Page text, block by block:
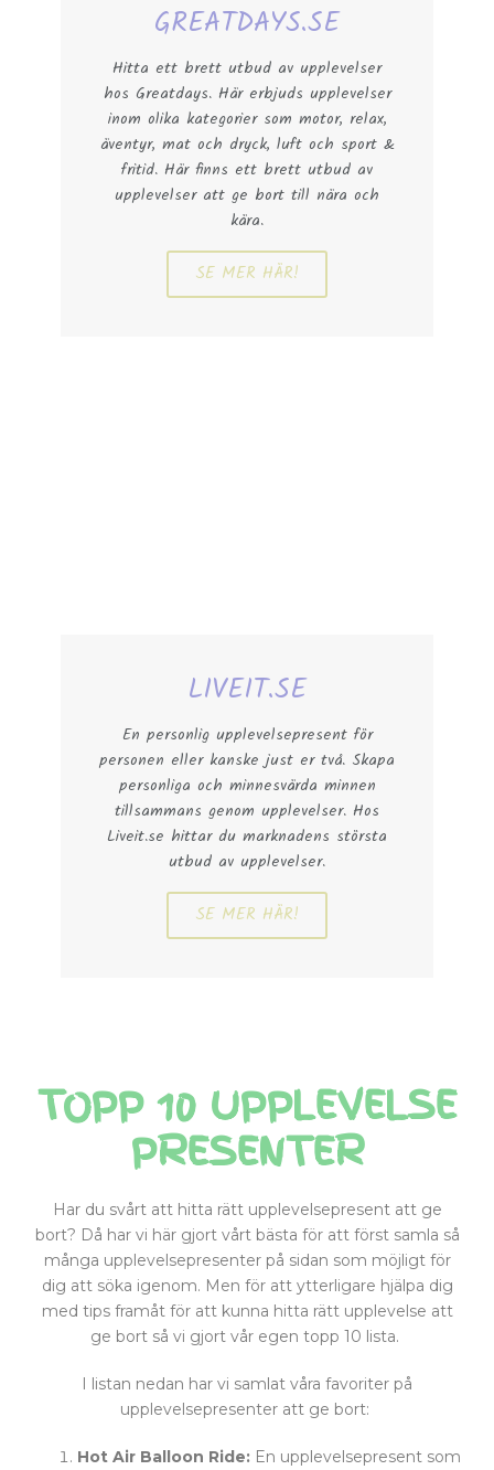
GREATDAYS.SE
Hitta ett brett utbud av upplevelser
hos Greatdays. Här erbjuds upplevelser
inom olika kategorier som motor, relax,
äventyr, mat och dryck, luft och sport &
fritid. Här finns ett brett utbud av
upplevelser att ge bort till nära och
kära.
SE MER HÄR!
LIVEIT.SE
En personlig upplevelsepresent för
personen eller kanske just er två. Skapa
personliga och minnesvärda minnen
tillsammans genom upplevelser. Hos
Liveit.se hittar du marknadens största
utbud av upplevelser.
SE MER HÄR!
TOPP 10 UPPLEVELSE
PRESENTER
Har du svårt att hitta rätt upplevelsepresent att ge
bort? Då har vi här gjort vårt bästa för att först samla så
många upplevelsepresenter på sidan som möjligt för
dig att söka igenom. Men för att ytterligare hjälpa dig
med tips framåt för att kunna hitta rätt upplevelse att
ge bort så vi gjort vår egen topp 10 lista.
I listan nedan har vi samlat våra favoriter på
upplevelsepresenter att ge bort:
Hot Air Balloon Ride: En upplevelsepresent som